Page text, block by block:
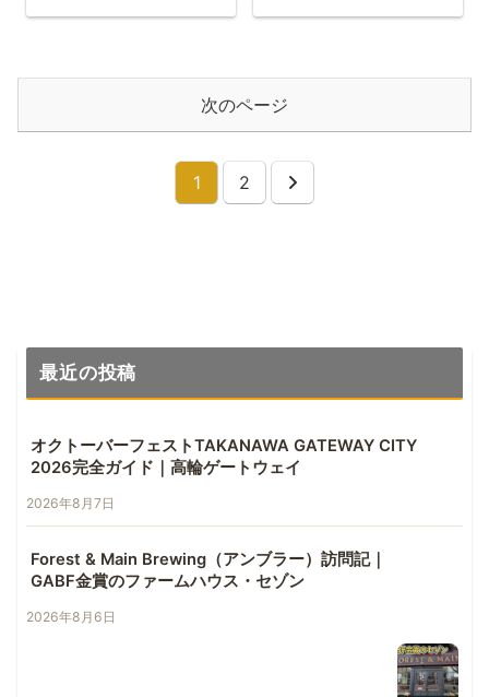
次のページ
1 2
次
最近の投稿
オクトーバーフェストTAKANAWA GATEWAY CITY
2026完全ガイド｜高輪ゲートウェイ
2026年8月7日
Forest & Main Brewing（アンブラー）訪問記｜
GABF金賞のファームハウス・セゾン
2026年8月6日